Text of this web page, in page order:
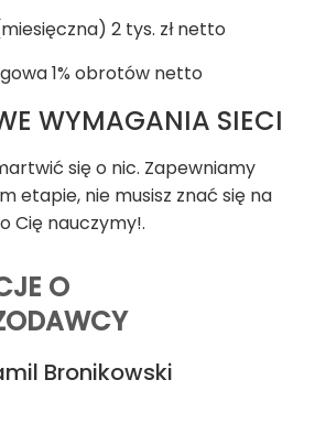
2 tys. zł netto
1% obrotów netto
WYMAGANIA SIECI
się o nic. Zapewniamy
etapie, nie musisz znać się na
Cię nauczymy!.
O
Bronikowski